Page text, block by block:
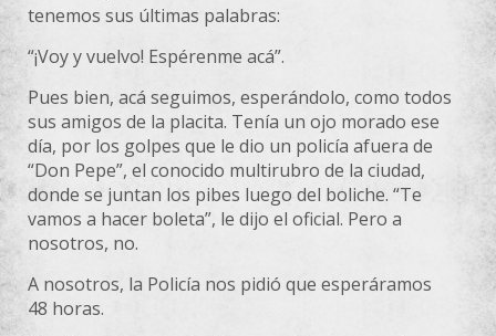
tenemos sus últimas palabras:
“¡Voy y vuelvo! Espérenme acá”.
Pues bien, acá seguimos, esperándolo, como todos
sus amigos de la placita. Tenía un ojo morado ese
día, por los golpes que le dio un policía afuera de
“Don Pepe”, el conocido multirubro de la ciudad,
donde se juntan los pibes luego del boliche. “Te
vamos a hacer boleta”, le dijo el oficial. Pero a
nosotros, no.
A nosotros, la Policía nos pidió que esperáramos
48 horas.